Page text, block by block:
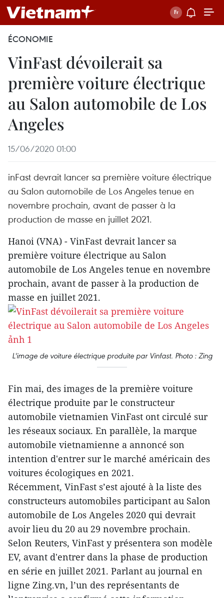
ÉCONOMIE
VinFast dévoilerait sa
première voiture électrique
au Salon automobile de Los
Angeles
15/06/2020 01:00
inFast devrait lancer sa première voiture électrique
au Salon automobile de Los Angeles tenue en
novembre prochain, avant de passer à la
production de masse en juillet 2021.
Hanoi (VNA) - VinFast devrait lancer sa
première voiture électrique au Salon
automobile de Los Angeles tenue en novembre
prochain, avant de passer à la production de
masse en juillet 2021.
L'image de voiture électrique produite par Vinfast. Photo : Zing
Fin mai, des images de la première voiture
électrique produite par le constructeur
automobile vietnamien VinFast ont circulé sur
les réseaux sociaux. En parallèle, la marque
automobile vietnamienne a annoncé son
intention d'entrer sur le marché américain des
voitures écologiques en 2021.
Récemment, VinFast s’est ajouté à la liste des
constructeurs automobiles participant au Salon
automobile de Los Angeles 2020 qui devrait
avoir lieu du 20 au 29 novembre prochain.
Selon Reuters, VinFast y présentera son modèle
EV, avant d'entrer dans la phase de production
en série en juillet 2021. Parlant au journal en
ligne Zing.vn, l’un des représentants de